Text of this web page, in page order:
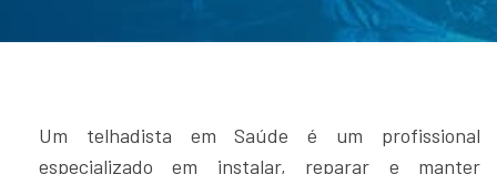
Um telhadista em Saúde é um profissional
especializado em instalar, reparar e manter